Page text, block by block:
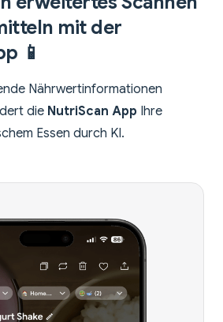
mit der
📱
Nährwertinformationen
die NutriScan App Ihre
Essen durch KI.